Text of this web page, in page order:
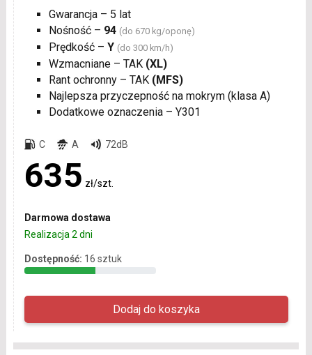
Gwarancja – 5 lat
Nośność – 94 (do 670 kg/oponę)
Prędkość – Y (do 300 km/h)
Wzmacniane – TAK (XL)
Rant ochronny – TAK (MFS)
Najlepsza przyczepność na mokrym (klasa A)
Dodatkowe oznaczenia – Y301
C A 72dB
635 zł/szt.
Darmowa dostawa
Realizacja 2 dni
Dostępność: 16 sztuk